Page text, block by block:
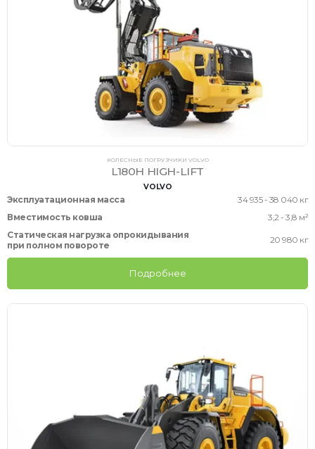
КОЛЕСНЫЕ ПОГРУЗЧИКИ VOLVO
L180H HIGH-LIFT
VOLVO
Эксплуатационная масса
34 935 - 38 040 кг
Вместимость ковша
3,2 - 3,8 м²
Статическая нагрузка опрокидывания
при полном повороте
20 980 кг
Подробнее